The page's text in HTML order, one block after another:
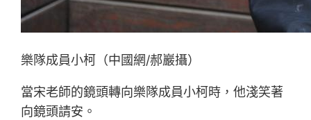
樂隊成員小柯（中國網/郝巖攝）
當宋老師的鏡頭轉向樂隊成員小柯時，他淺笑著
向鏡頭請安。